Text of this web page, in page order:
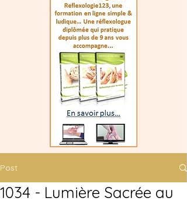
Post
1034 - Lumière Sacrée au